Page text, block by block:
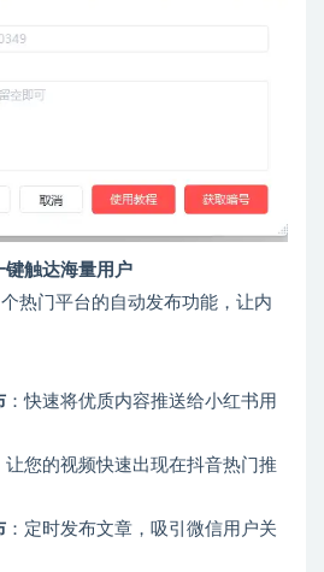
键触达海量用户
热门平台的自动发布功能，让内
：快速将优质内容推送给小红书用
让您的视频快速出现在抖音热门推
：定时发布文章，吸引微信用户关